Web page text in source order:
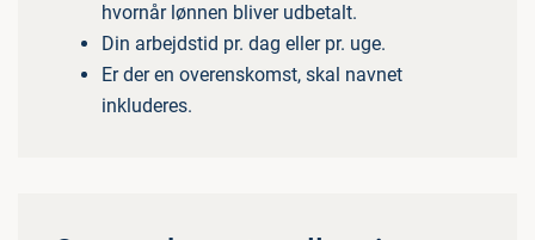
hvornår lønnen bliver udbetalt.
Din arbejdstid pr. dag eller pr. uge.
Er der en overenskomst, skal navnet
inkluderes.